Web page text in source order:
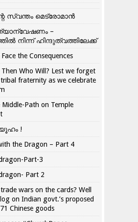
സ്വന്തം മെട്രോമാൻ
–
നിന്ന് ഹിന്ദുത്വത്തിലേക്ക്
the Consequences
Then Who Will? Lest we forget
fraternity as we celebrate
Path on Temple
!
the Dragon – Part 4
Part-3
Part 2
wars on the cards? Well
on Indian govt.’s proposed
Chinese goods